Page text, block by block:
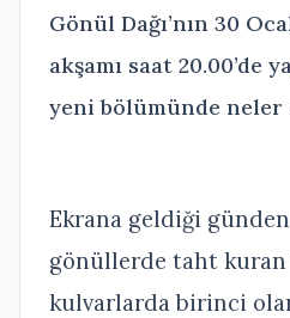
Gönül Dağı’nın 30
akşamı saat 20.00’de
yeni bölümünde neler
Ekrana geldiği
gönüllerde taht
kulvarlarda birinci